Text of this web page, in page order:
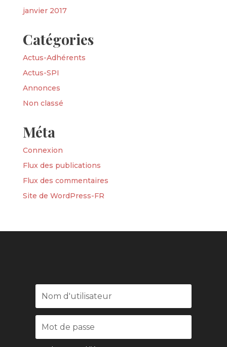
janvier 2017
Catégories
Actus-Adhérents
Actus-SPI
Annonces
Non classé
Méta
Connexion
Flux des publications
Flux des commentaires
Site de WordPress-FR